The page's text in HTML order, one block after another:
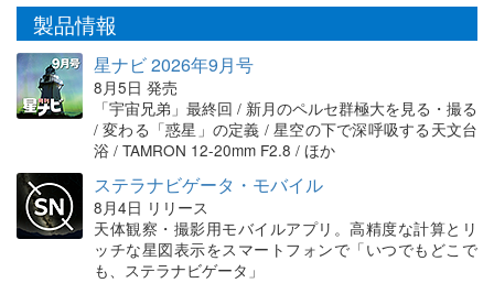
製品情報
星ナビ 2026年9月号
8月5日 発売
「宇宙兄弟」最終回 / 新月のペルセ群極大を見る・撮る
/ 変わる「惑星」の定義 / 星空の下で深呼吸する天文台
浴 / TAMRON 12-20mm F2.8 / ほか
ステラナビゲータ・モバイル
8月4日 リリース
天体観察・撮影用モバイルアプリ。高精度な計算とリ
ッチな星図表示をスマートフォンで「いつでもどこで
も、ステラナビゲータ」